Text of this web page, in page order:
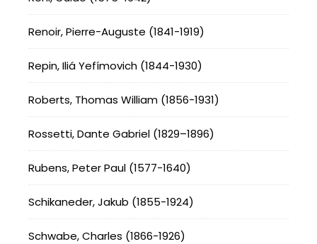
Renoir, Pierre-Auguste (1841-1919)
Repin, Iliá Yefímovich (1844-1930)
Roberts, Thomas William (1856-1931)
Rossetti, Dante Gabriel (1829–1896)
Rubens, Peter Paul (1577-1640)
Schikaneder, Jakub (1855-1924)
Schwabe, Charles (1866-1926)